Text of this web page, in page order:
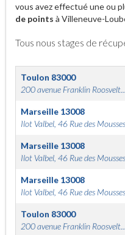
vous avez effectué une ou
de points à Villeneuve-
Tous nous stages de
Toulon 83000
200 avenue Franklin Roosvelt...
Marseille 13008
Ilot Valbel, 46 Rue des
Marseille 13008
Ilot Valbel, 46 Rue des
Marseille 13008
Ilot Valbel, 46 Rue des
Toulon 83000
200 avenue Franklin Roosvelt...